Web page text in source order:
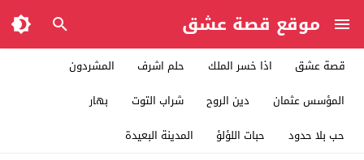
موقع قصة عشق
قصة عشق اذا خسر الملك حلم اشرف
المشردون
المؤسس عثمان
دين الروح شراب التوت
بهار
حب بلا حدود
حبات اللؤلؤ المدينة البعيدة